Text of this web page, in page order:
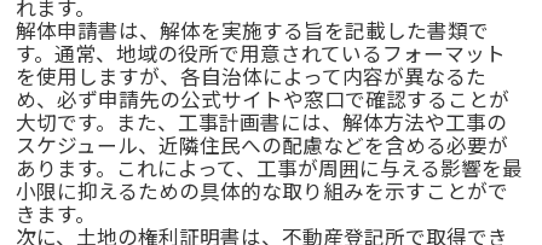
れます。
解体申請書は、解体を実施する旨を記載した書類で
す。通常、地域の役所で用意されているフォーマット
を使用しますが、各自治体によって内容が異なるた
め、必ず申請先の公式サイトや窓口で確認することが
大切です。また、工事計画書には、解体方法や工事の
スケジュール、近隣住民への配慮などを含める必要が
あります。これによって、工事が周囲に与える影響を最
小限に抑えるための具体的な取り組みを示すことがで
きます。
次に、土地の権利証明書は、不動産登記所で取得でき